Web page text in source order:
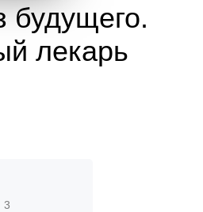
будущего.
лекарь
3